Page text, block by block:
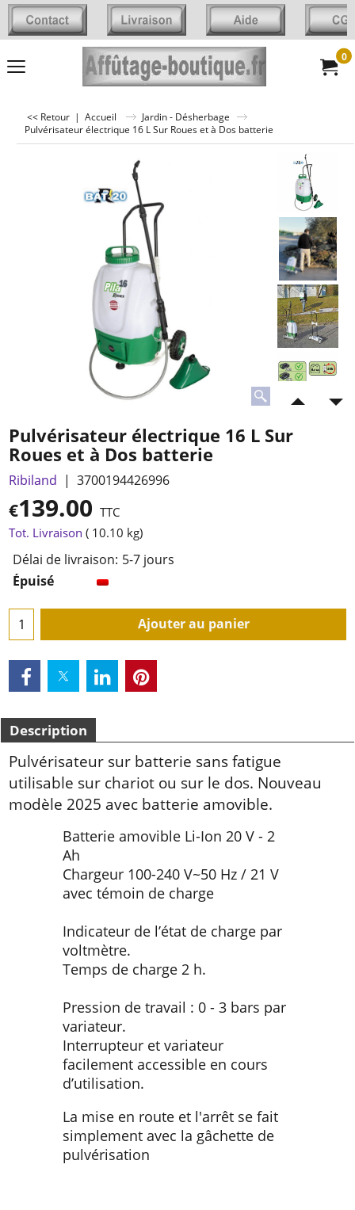
0
<< Retour | Accueil
Jardin - Désherbage
Pulvérisateur électrique 16 L Sur Roues et à Dos batterie
Pulvérisateur électrique 16 L Sur
Roues et à Dos batterie
Ribiland 3700194426996
€139.00 TTC
Tot. Livraison
10.10 kg
Délai de livraison: 5-7 jours
Épuisé
Ajouter au panier
Description
Pulvérisateur sur batterie sans fatigue
utilisable sur chariot ou sur le dos. Nouveau
modèle 2025 avec batterie amovible.
Batterie amovible Li-Ion 20 V - 2
Ah
Chargeur 100-240 V~50 Hz / 21 V
avec témoin de charge
Indicateur de l’état de charge par
voltmètre.
Temps de charge 2 h.
Pression de travail : 0 - 3 bars par
variateur.
Interrupteur et variateur
facilement accessible en cours
d’utilisation.
La mise en route et l'arrêt se fait
simplement avec la gâchette de
pulvérisation